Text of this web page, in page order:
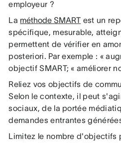
employeur ?
La méthode SMART est un
spécifique, mesurable,
permettent de vérifier en
posteriori. Par exemple : «
objectif SMART; « améliorer
Reliez vos objectifs de
Selon le contexte, il peut
sociaux, de la portée
demandes entrantes
Limitez le nombre d'objectifs